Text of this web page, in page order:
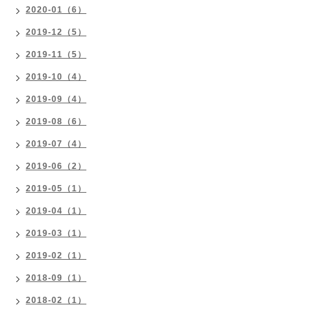
2020-01（6）
2019-12（5）
2019-11（5）
2019-10（4）
2019-09（4）
2019-08（6）
2019-07（4）
2019-06（2）
2019-05（1）
2019-04（1）
2019-03（1）
2019-02（1）
2018-09（1）
2018-02（1）